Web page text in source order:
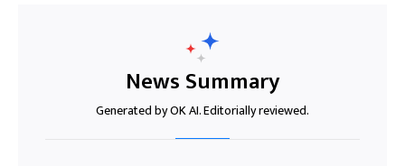
News Summary
Generated by OK AI. Editorially reviewed.